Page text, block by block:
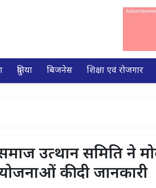
दुनिया बिजनेस शिक्षा एवं रोजगार
उत्थान समिति ने
की दी जानकारी